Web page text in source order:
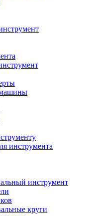
инструмента
инструмент
круги